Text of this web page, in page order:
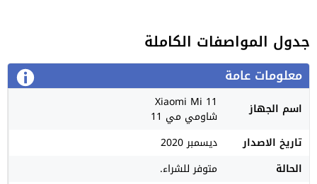
جدول المواصفات الكاملة
معلومات عامة
اسم الجهاز Xiaomi Mi 11
شاومي مي 11
تاريخ الاصدار
ديسمبر 2020
الحالة
متوفر للشراء.